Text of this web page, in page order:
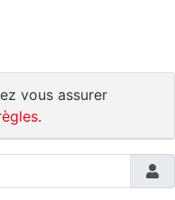
vous assurer
.